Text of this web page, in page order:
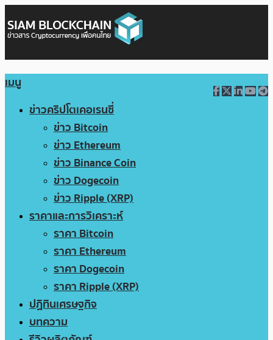
เมนู
ข่าวคริปโตเคอเรนซี่
ข่าว Bitcoin
ข่าว Ethereum
ข่าว Binance Coin
ข่าว Dogecoin
ข่าว Ripple (XRP)
ราคาและการวิเคราะห์
ราคา Bitcoin
ราคา Ethereum
ราคา Dogecoin
ราคา Ripple (XRP)
ปฏิทินเศรษฐกิจ
บทความ